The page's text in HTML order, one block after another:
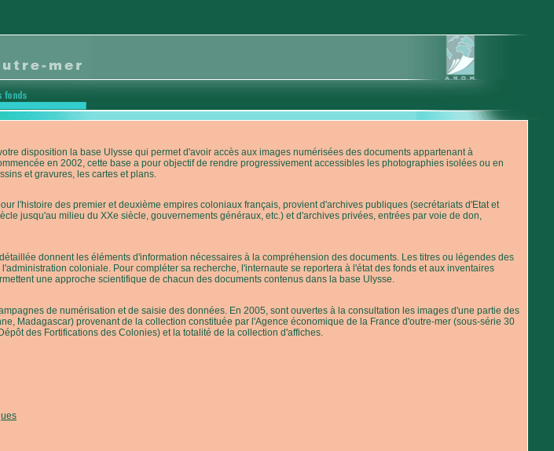
disposition la base Ulysse qui permet d'avoir accès aux images numérisées des documents appartenant à
en 2002, cette base a pour objectif de rendre progressivement accessibles les photographies isolées ou en
et gravures, les cartes et plans.
l'histoire des premier et deuxième empires coloniaux français, provient d'archives publiques (secrétariats d'Etat et
jusqu'au milieu du XXe siècle, gouvernements généraux, etc.) et d'archives privées, entrées par voie de don,
donnent les éléments d'information nécessaires à la compréhension des documents. Les titres ou légendes des
coloniale. Pour compléter sa recherche, l'internaute se reportera à l'état des fonds et aux inventaires
une approche scientifique de chacun des documents contenus dans la base Ulysse.
de numérisation et de saisie des données. En 2005, sont ouvertes à la consultation les images d'une partie des
Madagascar) provenant de la collection constituée par l'Agence économique de la France d'outre-mer (sous-série 30
des Fortifications des Colonies) et la totalité de la collection d'affiches.